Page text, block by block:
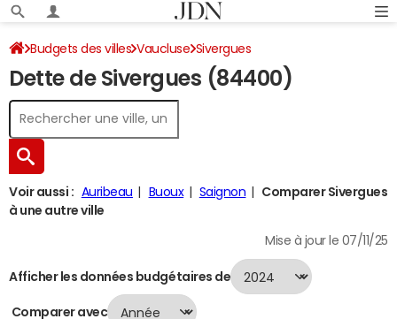
Budgets des villes Vaucluse Sivergues
Dette au 31/12/2024
Dette de Sivergues (84400)
Voir aussi : Auribeau Buoux Saignon
Comparer Sivergues
à une autre ville
Mise à jour le 07/11/25
Afficher les données budgétaires de
Comparer avec